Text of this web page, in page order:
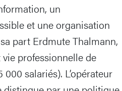
un
et une organisation
part Erdmute Thalmann,
professionnelle de
salariés). L’opérateur